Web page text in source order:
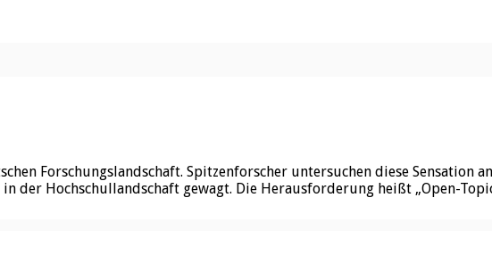
Forschungslandschaft. Spitzenforscher untersuchen diese Sensation
der Hochschullandschaft gewagt. Die Herausforderung heißt „Open-